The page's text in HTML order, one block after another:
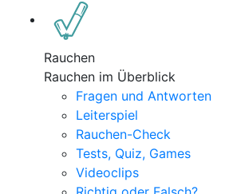
Rauchen
Rauchen im Überblick
Fragen und Antworten
Leiterspiel
Rauchen-Check
Tests, Quiz, Games
Videoclips